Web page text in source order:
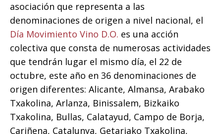
asociación que representa a las
denominaciones de origen a nivel nacional, el
Día Movimiento Vino D.O. es una acción
colectiva que consta de numerosas actividades
que tendrán lugar el mismo día, el 22 de
octubre, este año en 36 denominaciones de
origen diferentes: Alicante, Almansa, Arabako
Txakolina, Arlanza, Binissalem, Bizkaiko
Txakolina, Bullas, Calatayud, Campo de Borja,
Cariñena, Catalunya, Getariako Txakolina,